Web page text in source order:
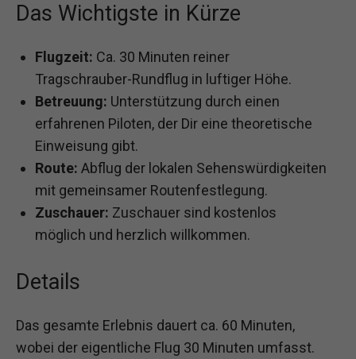
Das Wichtigste in Kürze
Flugzeit: Ca. 30 Minuten reiner
Tragschrauber-Rundflug in luftiger Höhe.
Betreuung: Unterstützung durch einen
erfahrenen Piloten, der Dir eine theoretische
Einweisung gibt.
Route: Abflug der lokalen Sehenswürdigkeiten
mit gemeinsamer Routenfestlegung.
Zuschauer: Zuschauer sind kostenlos
möglich und herzlich willkommen.
Details
Das gesamte Erlebnis dauert ca. 60 Minuten,
wobei der eigentliche Flug 30 Minuten umfasst.